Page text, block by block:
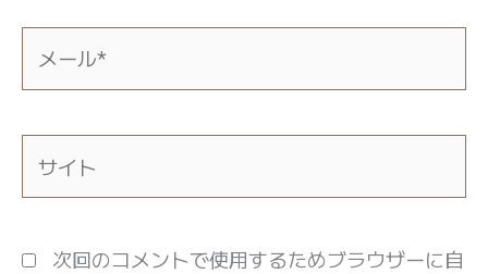
ー
*
次回のコメントで使用するためブラウザーに自